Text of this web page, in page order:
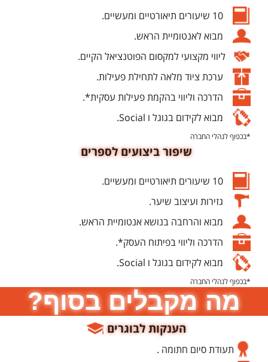
מבוא לאנטומיית הראש.
ליווי מקצועי למקסום הפוטנציאל הקיים.
ערכת ציוד מלאה לתחילת פעילות.
הדרכה וליווי בהקמת פעילות עסקית*.
מבוא לקידום בגוגל ו Social.
*בכפוף לנהלי החברה
שיפור ביצועים לספרים
10 שיעורים תיאורטיים ומעשיים.
גזירות ועיצוב שיער.
מבוא והרחבה בנושא אנטומיית הראש.
הדרכה וליווי בפיתוח העסק*.
מבוא לקידום בגוגל ו Social.
*בכפוף לנהלי החברה
מה מקבלים בסוף?
הענקות לבוגרים
תעודת סיום חתומה .